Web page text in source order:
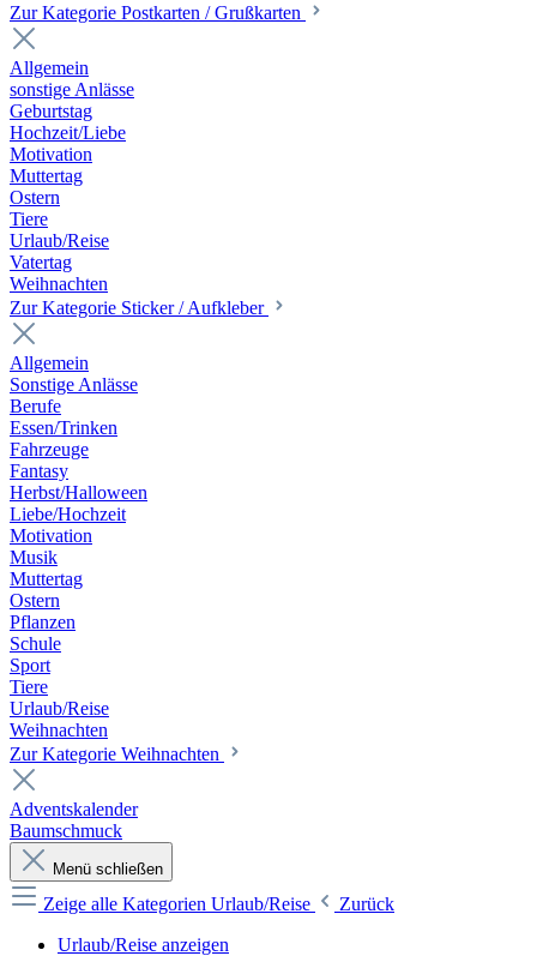
Zur Kategorie Postkarten / Grußkarten
Allgemein
sonstige Anlässe
Geburtstag
Hochzeit/Liebe
Motivation
Muttertag
Ostern
Tiere
Urlaub/Reise
Vatertag
Weihnachten
Zur Kategorie Sticker / Aufkleber
Allgemein
Sonstige Anlässe
Berufe
Essen/Trinken
Fahrzeuge
Fantasy
Herbst/Halloween
Liebe/Hochzeit
Motivation
Musik
Muttertag
Ostern
Pflanzen
Schule
Sport
Tiere
Urlaub/Reise
Weihnachten
Zur Kategorie Weihnachten
Adventskalender
Baumschmuck
Menü schließen
Zeige alle Kategorien Urlaub/Reise
Zurück
Urlaub/Reise anzeigen